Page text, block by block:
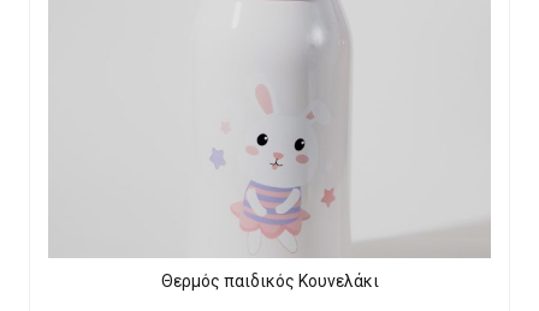
Θερμός παιδικός Κουνελάκι